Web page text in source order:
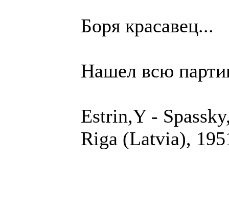
Боря красавец...
Нашел всю
Estrin,Y -
Riga (Latvia),